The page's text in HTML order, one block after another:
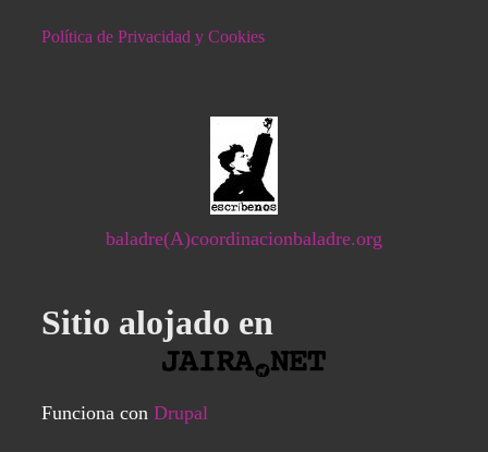
Política de Privacidad y Cookies
baladre(A)coordinacionbaladre.org
Sitio alojado en
Funciona con Drupal